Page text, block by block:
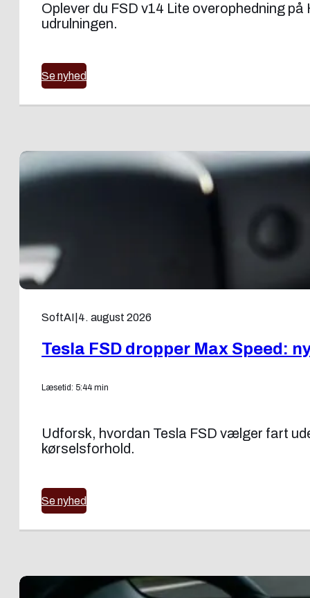
Oplever du FSD v14 Lite overophedning
udrulningen.
Se nyhed
SoftAI 4. august 2026
Tesla FSD dropper Max Speed:
Læsetid: 5:44 min
Udforsk, hvordan Tesla FSD vælger fart
kørselsforhold.
Se nyhed